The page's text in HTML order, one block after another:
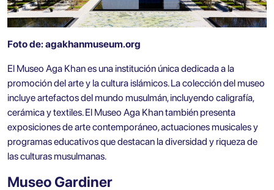
Foto de: agakhanmuseum.org
El Museo Aga Khan es una institución única dedicada a la
promoción del arte y la cultura islámicos. La colección del museo
incluye artefactos del mundo musulmán, incluyendo caligrafía,
cerámica y textiles. El Museo Aga Khan también presenta
exposiciones de arte contemporáneo, actuaciones musicales y
programas educativos que destacan la diversidad y riqueza de
las culturas musulmanas.
Museo Gardiner